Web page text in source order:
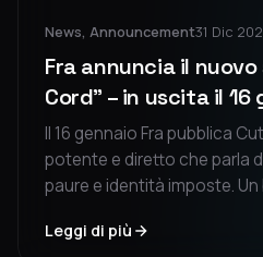
News, Announcement31 Dic
Fra annuncia il
Cord” – in uscita il 16
Il 16 gennaio Fra pubblica
potente e diretto che parla
paure e identità imposte.
anthemico, pensato per chi
Leggi di più